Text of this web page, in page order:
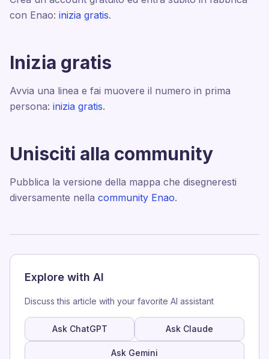
con Enao: inizia gratis.
Inizia gratis
Avvia una linea e fai muovere il numero in prima
persona: inizia gratis.
Unisciti alla community
Pubblica la versione della mappa che disegneresti
diversamente nella community Enao.
Explore with AI
Discuss this article with your favorite AI assistant
Ask ChatGPT Ask Claude
Ask Gemini